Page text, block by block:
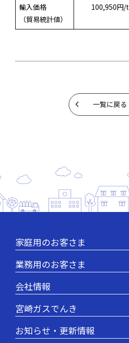
輸入価格
（貿易統計値）
100,950円/t
一覧に戻る
家庭用のお客さま
業務用のお客さま
会社情報
宮崎ガスでんき
お知らせ・更新情報